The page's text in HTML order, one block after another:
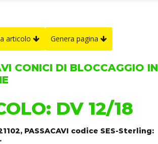
articolo Genera pagina
CONICI DI BLOCCAGGIO IN
DV 12/18
PASSACAVI codice SES-Sterling: